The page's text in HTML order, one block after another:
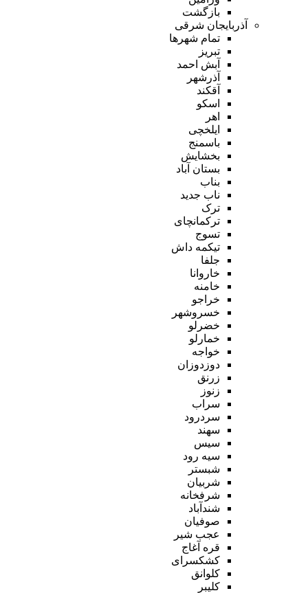
بازگشت
آذربایجان شرقی
تمام شهر‌ها
تبریز
آبش احمد
آذرشهر
آقکند
اسکو
اهر
ایلخچی
باسمنج
بخشایش
بستان آباد
بناب
ناب جدید
ترک
ترکمانچای
تسوج
تیکمه داش
جلفا
خاروانا
خامنه
خراجو
خسروشهر
خضرلو
خمارلو
خواجه
دوزدوزان
زرنق
زنوز
سراب
سردرود
سهند
سیس
سیه رود
شبستر
شربیان
شرفخانه
شندآباد
صوفیان
عجب شیر
قره آغاج
کشکسرای
کلوانق
کلیبر